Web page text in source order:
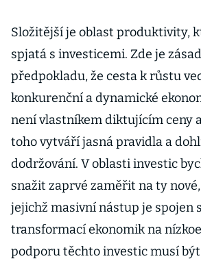
Složitější je oblast produktivity,
spjatá s investicemi. Zde je
předpokladu, že cesta k růstu
konkurenční a dynamické
není vlastníkem diktujícím ceny
toho vytváří jasná pravidla a
dodržování. V oblasti investic
snažit zaprvé zaměřit na ty
jejichž masivní nástup je spojen
transformací ekonomik na
podporu těchto investic musí